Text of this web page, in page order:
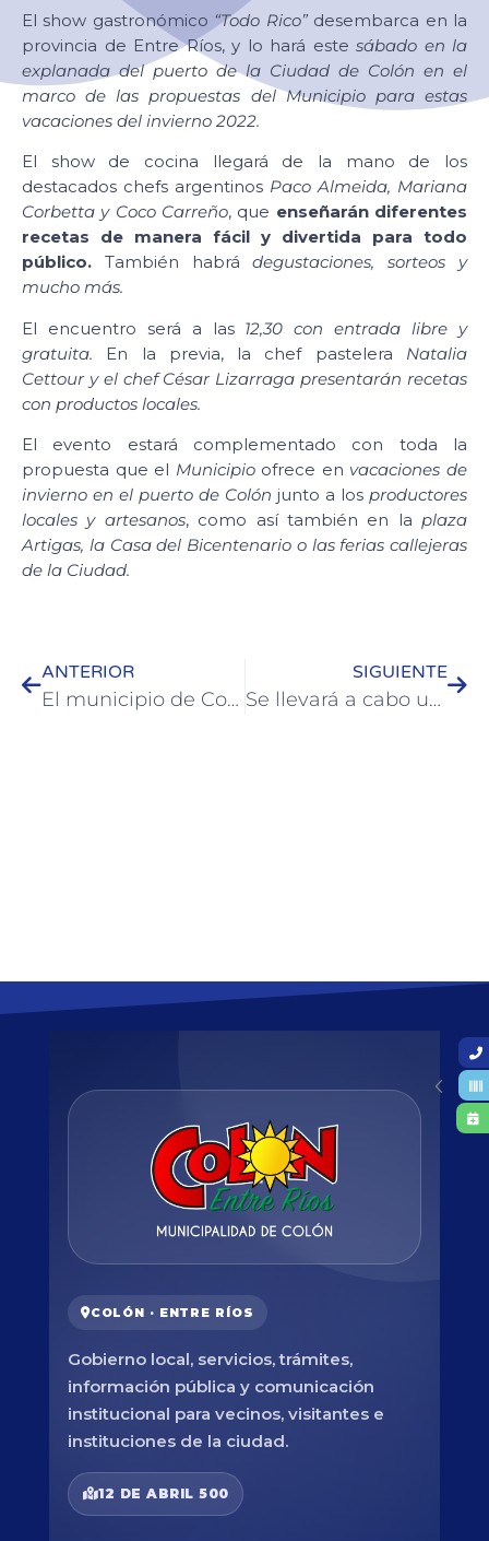
El show gastronómico “Todo Rico”desembarca en la
provincia de Entre Ríos, y lo hará este sábado en la
explanada del puerto de la Ciudad de Colón en el
marco de las propuestas del Municipio para estas
vacaciones del invierno 2022.
El show de cocina llegará de la mano de los
destacados chefs argentinos Paco Almeida, Mariana
Corbetta y Coco Carreño, que enseñarán diferentes
recetas de manera fácil y divertida para todo
público. También habrádegustaciones, sorteos y
mucho más.
El encuentro será a las 12,30 con entrada libre y
gratuita. En la previa, la chef pastelera Natalia
Cettour y el chef César Lizarraga presentarán recetas
con productos locales.
El evento estará complementado con toda la
propuesta que el Municipioofrece en vacaciones de
invierno en el puerto de Colón junto a los productores
locales y artesanos, como así también en la plaza
Artigas, la Casa del Bicentenario o las ferias callejeras
de la Ciudad.
ANTERIOR
El municipio de Colón invita a inscribirse en “Manos Entrerrianas”
SIGUIENTE
Se llevará a cabo un festival solidario a beneficio de los vecinos afectados por el temporal
COLÓN · ENTRE RÍOS
Gobierno local, servicios, trámites,
información pública y comunicación
institucional para vecinos, visitantes e
instituciones de la ciudad.
12 DE ABRIL 500